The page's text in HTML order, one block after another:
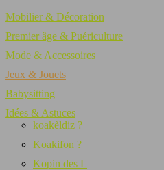
Mobilier & Décoration
Premier âge & Puériculture
Mode & Accessoires
Jeux & Jouets
Babysitting
Idées & Astuces
koakèldiz ?
Koakifon ?
Kopin des L